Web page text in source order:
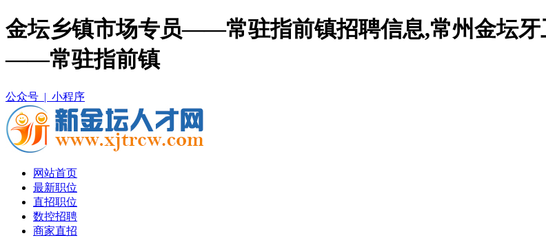
金坛乡镇市场专员——常驻指前镇招聘信息,常州金坛牙
——常驻指前镇
公众号 | 小程序
网站首页
最新职位
直招职位
数控招聘
商家直招